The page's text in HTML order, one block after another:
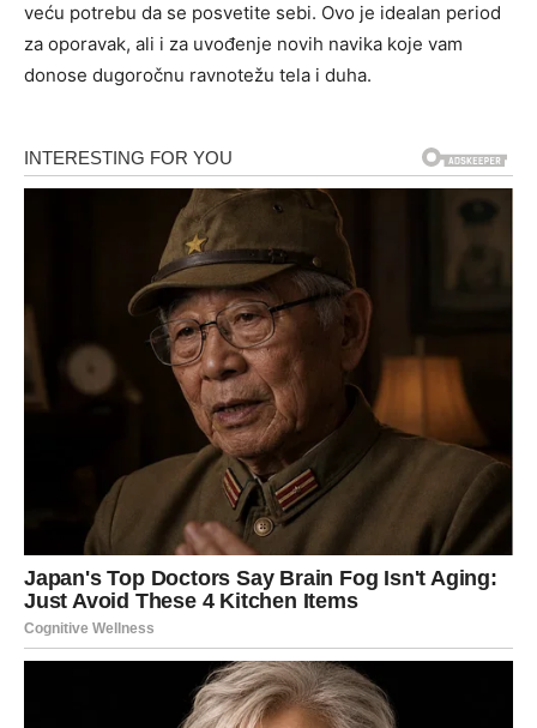
veću potrebu da se posvetite sebi. Ovo je idealan period
za oporavak, ali i za uvođenje novih navika koje vam
donose dugoročnu ravnotežu tela i duha.